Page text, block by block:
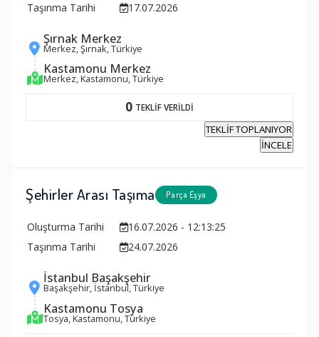
Taşınma Tarihi
17.07.2026
Şırnak Merkez
Merkez, Şırnak, Türkiye
Kastamonu Merkez
Merkez, Kastamonu, Türkiye
0 TEKLİF VERİLDİ
TEKLİF TOPLANIYOR
İNCELE
Şehirler Arası Taşıma Parça Eşya
Oluşturma Tarihi
16.07.2026 - 12:13:25
Taşınma Tarihi
24.07.2026
İstanbul Başakşehir
Başakşehir, İstanbul, Türkiye
Kastamonu Tosya
Tosya, Kastamonu, Türkiye